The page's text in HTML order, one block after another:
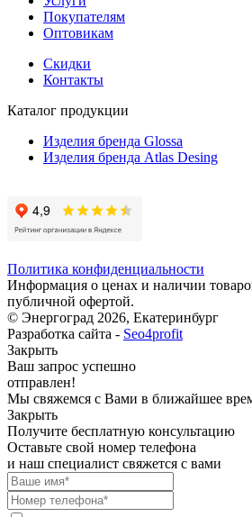
Покупателям
Оптовикам
Скидки
Контакты
Каталог продукции
Изделия бренда Glossa
Изделия бренда Atlas Desing
Политика конфиденциальности
Информация о ценах и наличии
публичной офертой.
© Энергоград 2026, Екатеринбург
Разработка сайта - Seo4profit
Закрыть
Ваш запрос успешно
отправлен!
Мы свяжемся с Вами в ближайшее
Закрыть
Получите бесплатную консультацию
Оставьте свой номер телефона
и наш специалист свяжется с вами